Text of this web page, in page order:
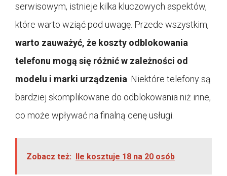
serwisowym, istnieje kilka kluczowych aspektów,
które warto wziąć pod uwagę. Przede wszystkim,
warto zauważyć, że koszty odblokowania
telefonu mogą się różnić w zależności od
modelu i marki urządzenia . Niektóre telefony są
bardziej skomplikowane do odblokowania niż inne,
co może wpływać na finalną cenę usługi.
Zobacz też: Ile kosztuje 18 na 20 osób